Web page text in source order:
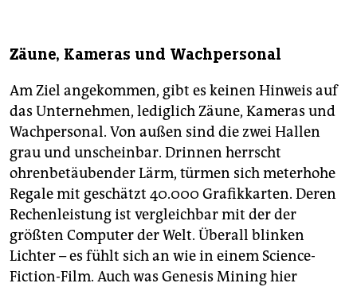
Zäune, Kameras und Wachpersonal
Am Ziel angekommen, gibt es keinen Hinweis auf
das Unternehmen, lediglich Zäune, Kameras und
Wachpersonal. Von außen sind die zwei Hallen
grau und unscheinbar. Drinnen herrscht
ohrenbetäubender Lärm, türmen sich meterhohe
Regale mit geschätzt 40.000 Grafikkarten. Deren
Rechenleistung ist vergleichbar mit der der
größten Computer der Welt. Überall blinken
Lichter – es fühlt sich an wie in einem Science-
Fiction-Film. Auch was Genesis Mining hier